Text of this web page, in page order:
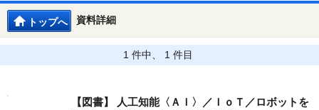
資料詳細
トップへ
1 件中、 1 件目
【図書】
人工知能〈ＡＩ〉／ＩｏＴ／ロボットを